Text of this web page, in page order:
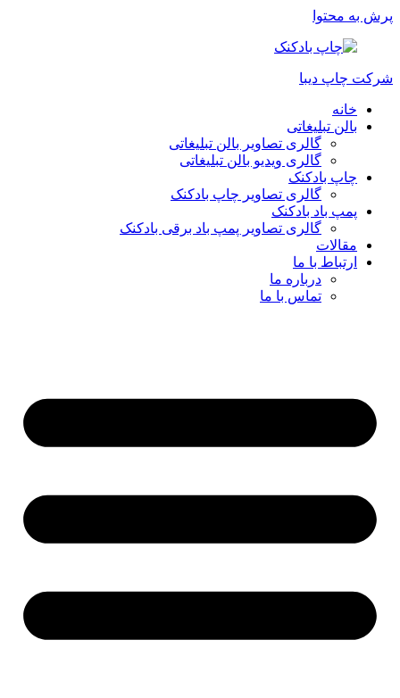
پرش به محتوا
شرکت چاپ دیبا
خانه
بالن تبلیغاتی
گالری تصاویر بالن تبلیغاتی
گالری ویدیو بالن تبلیغاتی
چاپ بادکنک
گالری تصاویر چاپ بادکنک
پمپ باد بادکنک
گالری تصاویر پمپ باد برقی بادکنک
مقالات
ارتباط با ما
درباره ما
تماس با ما